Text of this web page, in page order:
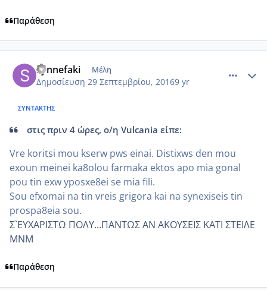
Παράθεση
synnefaki Μέλη
Δημοσίευση 29 Σεπτεμβρίου, 20169 yr
ΣΥΝΤΆΚΤΗΣ
στις πριν 4 ώρες, ο/η Vulcania είπε:
Vre koritsi mou kserw pws einai. Distixws den mou
exoun meinei ka8olou farmaka ektos apo mia gonal
pou tin exw yposxe8ei se mia fili.
Sou efxomai na tin vreis grigora kai na synexiseis tin
prospa8eia sou.
Σ`ΕΥΧΑΡΙΣΤΩ ΠΟΛΥ...ΠΑΝΤΩΣ ΑΝ ΑΚΟΥΣΕΙΣ ΚΑΤΙ ΣΤΕΙΛΕ
ΜΝΜ
Παράθεση